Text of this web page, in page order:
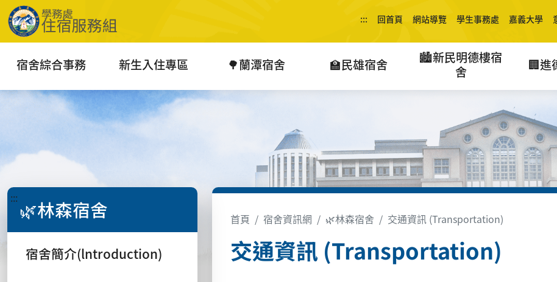
::: 回首頁 網站導覽 學生事務處 嘉義大學
宿舍綜合事務 新生入住專區 🌳蘭潭宿舍 🏫民雄宿舍
🏙️新民明德樓宿
舍
🏢進
::: 🌿林森宿舍
宿舍簡介(lntroduction)
首頁 宿舍資訊網 🌿林森宿舍 交通資訊 (Transportation)
交通資訊 (Transportation)